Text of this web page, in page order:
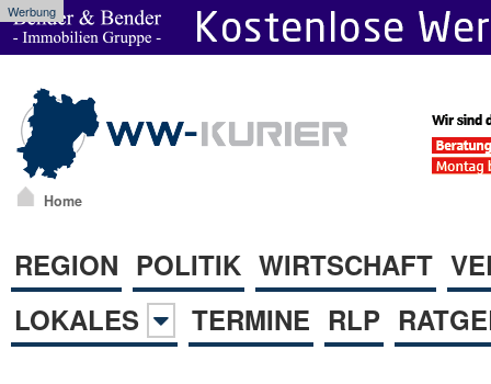
Werbung
Home
REGION POLITIK WIRTSCHAFT
LOKALES
TERMINE RLP